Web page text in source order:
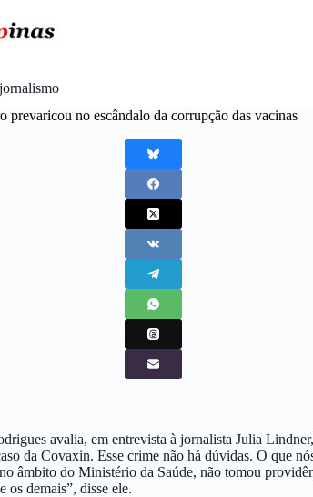
prevaricou no escândalo da corrupção das vacinas
avalia, em entrevista à jornalista Julia
da Covaxin. Esse crime não há dúvidas. O que
âmbito do Ministério da Saúde, não tomou
os demais”, disse ele.